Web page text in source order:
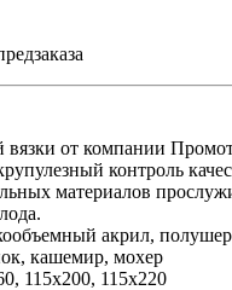
вязки от компании
контроль
материалов
акрил,
кашемир, мохер
115х200, 115х220